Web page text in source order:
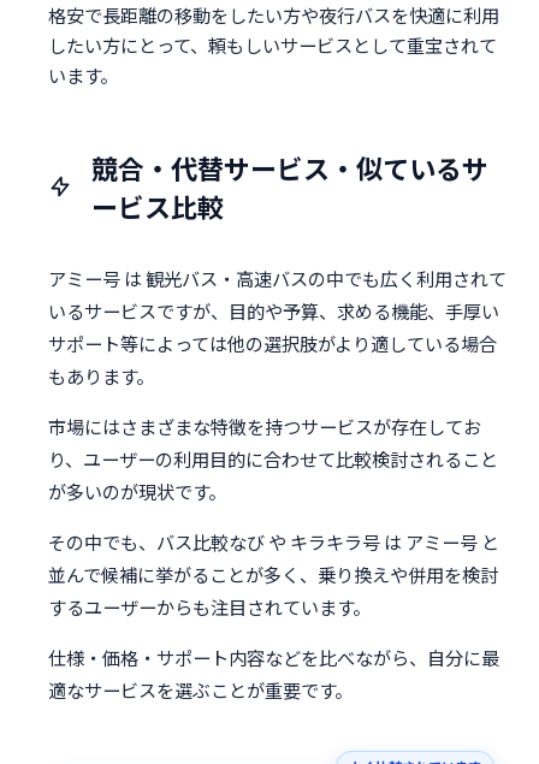
格安で長距離の移動をしたい方や夜行バスを快適に利用
したい方にとって、頼もしいサービスとして重宝されて
います。
競合・代替サービス・似ているサ
ービス比較
アミー号 は 観光バス・高速バスの中でも広く利用されて
いるサービスですが、目的や予算、求める機能、手厚い
サポート等によっては他の選択肢がより適している場合
もあります。
市場にはさまざまな特徴を持つサービスが存在してお
り、ユーザーの利用目的に合わせて比較検討されること
が多いのが現状です。
その中でも、バス比較なび や キラキラ号 は アミー号 と
並んで候補に挙がることが多く、乗り換えや併用を検討
するユーザーからも注目されています。
仕様・価格・サポート内容などを比べながら、自分に最
適なサービスを選ぶことが重要です。